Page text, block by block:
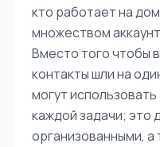
кто работает на
множеством
Вместо того чтобы
контакты шли на
могут
каждой задачи; это
организованными, а